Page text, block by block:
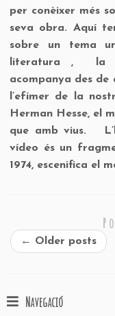
per conèixer més
seva obra. Aquí
sobre un tema
literatura , la
acompanya des de
l’efímer de la
Herman Hesse, el
que amb vius.
vídeo és un
1974, escenifica el
← Older posts
Navegació